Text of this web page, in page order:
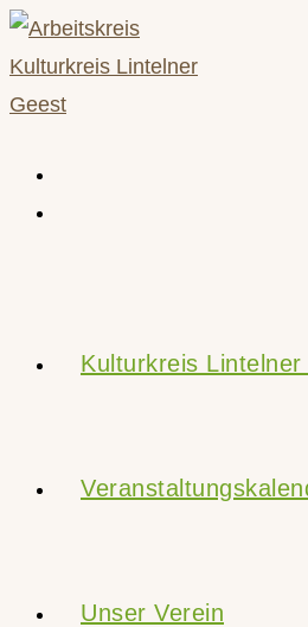
Zum
Inhalt
springen
Kulturkreis Lintelner
Unser Verein